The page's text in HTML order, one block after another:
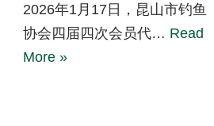
2026年1月17日，昆山市钓鱼
协会四届四次会员代… Read
More »